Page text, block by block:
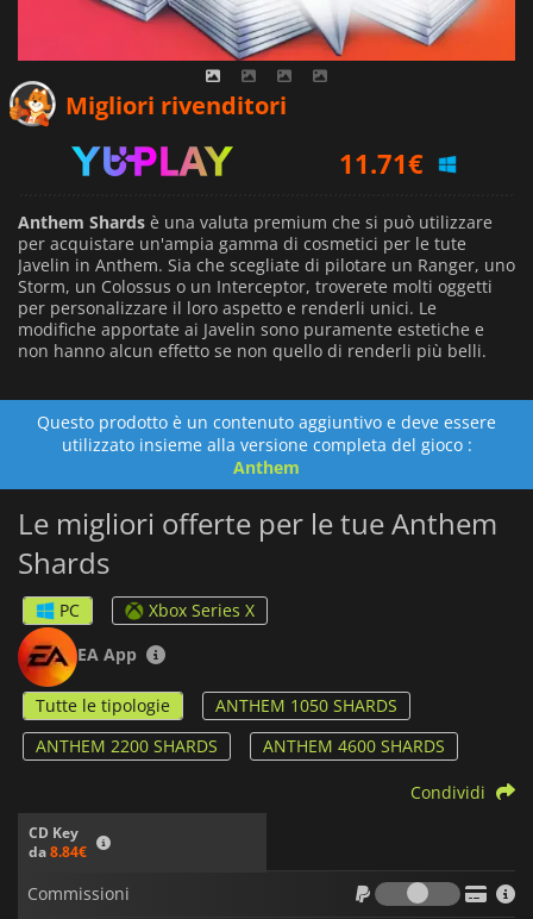
Migliori rivenditori
11.71€
11.81€
Anthem Shards è una valuta premium che si può utilizzare
per acquistare un'ampia gamma di cosmetici per le tute
Javelin in Anthem. Sia che scegliate di pilotare un Ranger, uno
Storm, un Colossus o un Interceptor, troverete molti oggetti
per personalizzare il loro aspetto e renderli unici. Le
modifiche apportate ai Javelin sono puramente estetiche e
non hanno alcun effetto se non quello di renderli più belli.
Questo prodotto è un contenuto aggiuntivo e deve essere
utilizzato insieme alla versione completa del gioco :
Anthem
Le migliori offerte per le tue Anthem
Shards
PC
Xbox Series X
EA App
Tutte le tipologie
ANTHEM 1050 SHARDS
ANTHEM 2200 SHARDS
ANTHEM 4600 SHARDS
CD Key
da8.84€
Condividi
Commissioni